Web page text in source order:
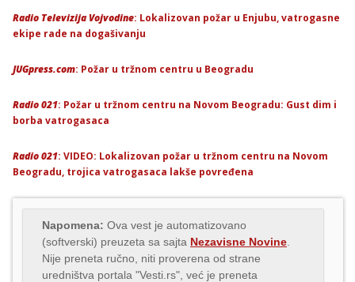
Radio Televizija Vojvodine: Lokalizovan požar u Enjubu, vatrogasne
ekipe rade na dogašivanju
JUGpress.com: Požar u tržnom centru u Beogradu
Radio 021: Požar u tržnom centru na Novom Beogradu: Gust dim i
borba vatrogasaca
Radio 021: VIDEO: Lokalizovan požar u tržnom centru na Novom
Beogradu, trojica vatrogasaca lakše povređena
Napomena: Ova vest je automatizovano
(softverski) preuzeta sa sajta Nezavisne Novine
Nije preneta ručno, niti proverena od strane
uredništva portala "Vesti.rs", već je preneta